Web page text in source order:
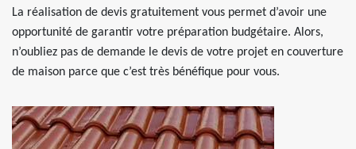
La réalisation de devis gratuitement vous permet d’avoir une
opportunité de garantir votre préparation budgétaire. Alors,
n’oubliez pas de demande le devis de votre projet en couverture
de maison parce que c’est très bénéfique pour vous.